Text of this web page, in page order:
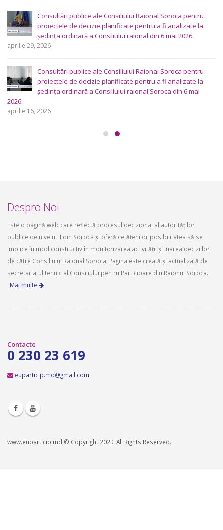
Consultări publice ale Consiliului Raional Soroca pentru
proiectele de decizie planificate pentru a fi analizate la
ședința ordinară a Consiliului raional din 6 mai 2026.
aprilie 29, 2026
Consultări publice ale Consiliului Raional Soroca pentru
proiectele de decizie planificate pentru a fi analizate la
ședința ordinară a Consiliului raional Soroca din 6 mai
2026.
aprilie 16, 2026
Despro Noi
Este o pagină web care reflectă procesul decizional al autorităților
publice de nivelul II din Soroca și oferă cetățenilor posibilitatea să se
implice în mod constructiv în monitorizarea activității și luarea deciziilor
de către Consiliului Raional Soroca. Pagina este creată și actualizată de
secretariatul tehnic al Consiliului pentru Participare din Raionul Soroca.
Mai multe
Contacte
0 230 23 619
euparticip.md@gmail.com
www.euparticip.md © Copyright 2020. All Rights Reserved.